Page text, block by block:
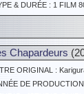
& DURÉE : 1 FILM
Chapardeurs
ORIGINAL :
DE